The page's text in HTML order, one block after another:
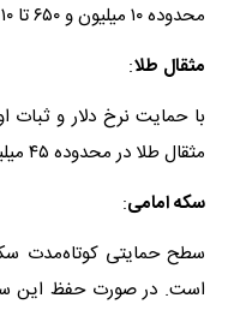
محدوده ۱۰ میلیون و ۶۵۰ تا ۱۰ میلیون و ۷۰۰ هزار تومان وجود دارد.
مثقال طلا:
با حمایت نرخ دلار و
مثقال طلا در محدوده ۴۵ میلیون و ۸۵۰ تا ۴۶ میلیون تومان قرار گیرد.
سکه امامی: